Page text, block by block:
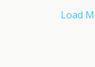
Load